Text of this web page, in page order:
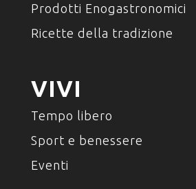
Prodotti Enogastronomici
Ricette della tradizione
VIVI
Tempo libero
Sport e benessere
Eventi